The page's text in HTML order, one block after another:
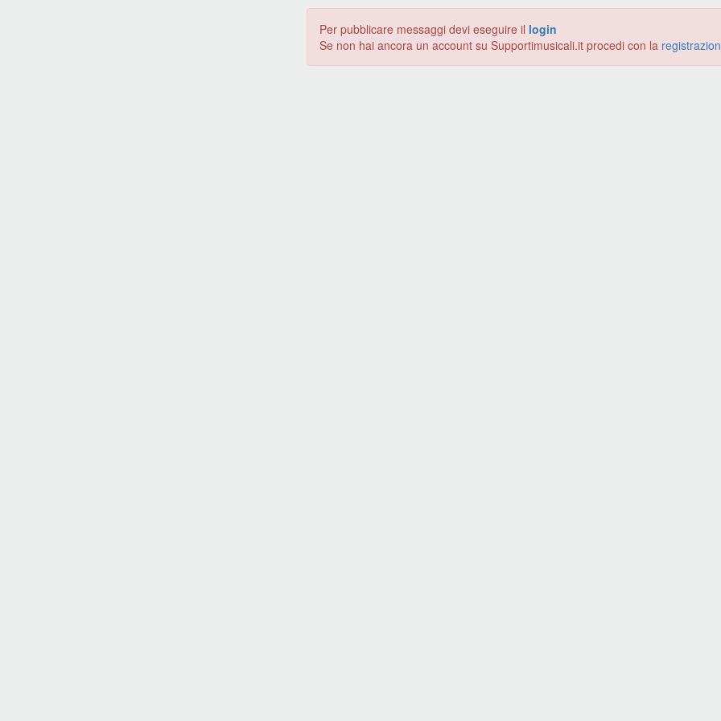
Per pubblicare messaggi devi eseguire il login
Se non hai ancora un account su Supportimusicali.it procedi con la